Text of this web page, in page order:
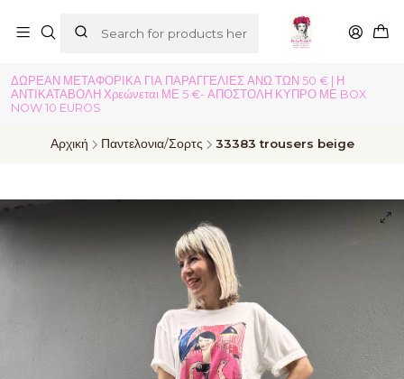
ΔΩΡΕΑΝ ΜΕΤΑΦΟΡΙΚΑ ΓΙΑ ΠΑΡΑΓΓΕΛΙΕΣ ΑΝΩ ΤΩΝ 50 € | Η
ΑΝΤΙΚΑΤΑΒΟΛΗ Χρεώνεται ΜΕ 5 €- ΑΠΟΣΤΟΛΗ ΚΥΠΡΟ ΜΕ BOX
NOW 10 EUROS
Αρχική Παντελονια/Σορτς 33383 trousers beige